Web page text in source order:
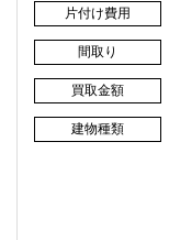
片付け費用
間取り
買取金額
建物種類